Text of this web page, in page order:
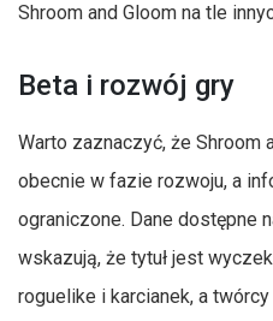
Shroom and Gloom na tle
Beta i rozwój gry
Warto zaznaczyć, że Shroom
obecnie w fazie rozwoju, a
ograniczone. Dane dostępne
wskazują, że tytuł jest
roguelike i karcianek, a